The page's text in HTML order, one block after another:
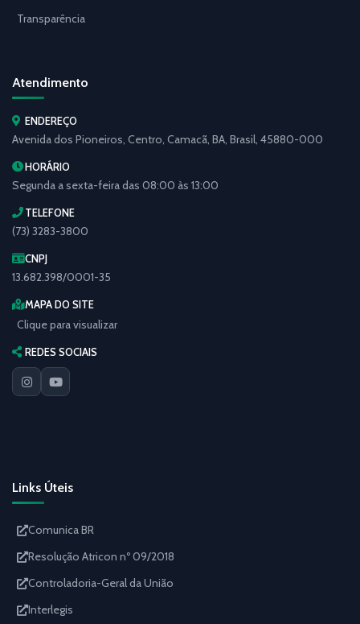
Transparência
Atendimento
ENDEREÇO
Avenida dos Pioneiros, Centro, Camacã, BA, Brasil, 45880-000
HORÁRIO
Segunda a sexta-feira das 08:00 às 13:00
TELEFONE
(73) 3283-3800
CNPJ
13.682.398/0001-35
MAPA DO SITE
Clique para visualizar
REDES SOCIAIS
Links Úteis
Comunica BR
Resolução Atricon nº 09/2018
Controladoria-Geral da União
Interlegis